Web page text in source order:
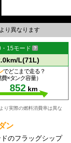
り異なります
・15モード
L(71L)
でどこまで走る？
費×タンク容量）
852 km
り実際の燃料消費率は異な
ン
のフラッグシップ